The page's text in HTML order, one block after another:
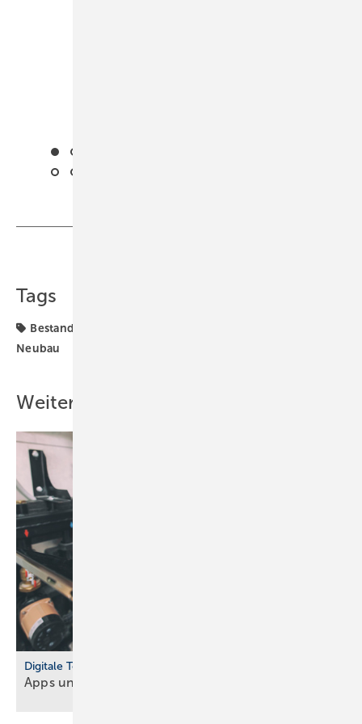
Tags
Bestand
Neubau
Weitere Inhalte
Digitale Tools
Apps und Soft­ware für Hand­werker und